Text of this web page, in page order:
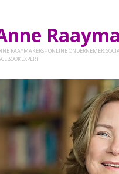
RAAYMAKERS - ONLINE ONDERNEMER,